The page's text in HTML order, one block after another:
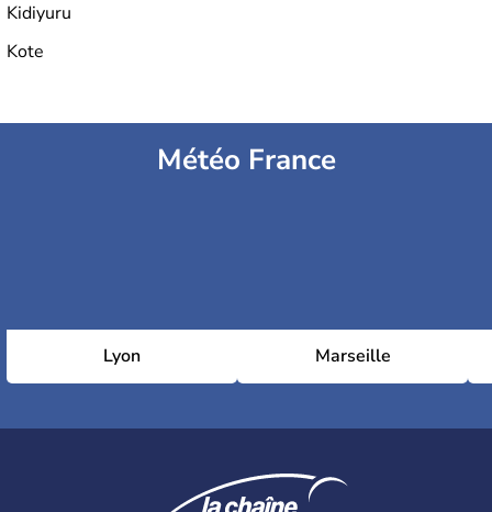
Kidiyuru
Kote
Météo France
Lyon Marseille